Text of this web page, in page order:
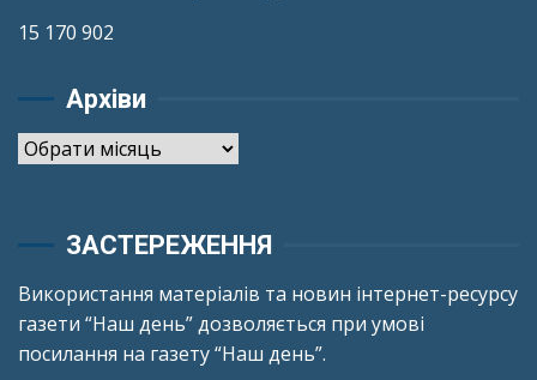
15 170 902
Архіви
Архіви
ЗАСТЕРЕЖЕННЯ
Використання матеріалів та новин інтернет-ресурсу
газети “Наш день” дозволяється при умові
посилання на газету “Наш день”.